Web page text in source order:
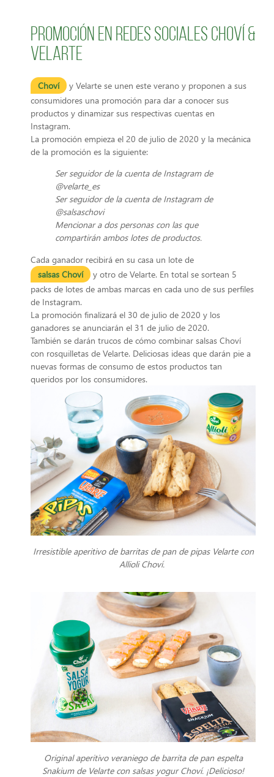
Promoción en redes sociales Choví &
Velarte
Choví
y Velarte se unen este verano y proponen a sus
consumidores una promoción para dar a conocer sus
productos y dinamizar sus respectivas cuentas en
Instagram.
La promoción empieza el 20 de julio de 2020 y la mecánica
de la promoción es la siguiente:
Ser seguidor de la cuenta de Instagram de
@velarte_es
Ser seguidor de la cuenta de Instagram de
@salsaschovi
Mencionar a dos personas con las que
compartirán ambos lotes de productos.
Cada ganador recibirá en su casa un lote de
salsas Choví
y otro de Velarte. En total se sortean 5
packs de lotes de ambas marcas en cada uno de sus perfiles
de Instagram.
La promoción finalizará el 30 de julio de 2020 y los
ganadores se anunciarán el 31 de julio de 2020.
También se darán trucos de cómo combinar salsas Choví
con rosquilletas de Velarte. Deliciosas ideas que darán pie a
nuevas formas de consumo de estos productos tan
queridos por los consumidores.
Irresistible aperitivo de barritas de pan de pipas Velarte con
Allioli Choví.
Original aperitivo veraniego de barrita de pan espelta
Snakium de Velarte con salsas yogur Choví. ¡Delicioso!